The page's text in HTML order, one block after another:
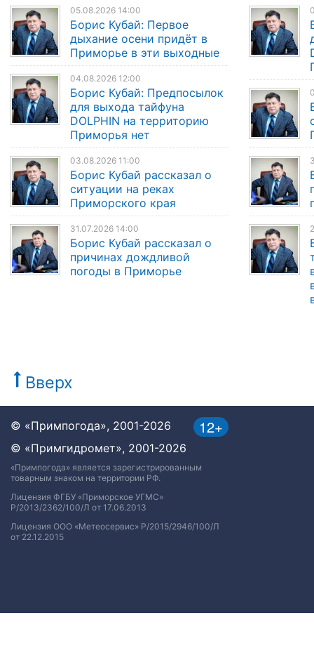
05.08.2026 14:00
Борис Кубай: Первое
дыхание осени придёт в
Приморье в эти выходные
04.08.2026 12:00
Борис Кубай: Предпосылок
для выхода тайфуна
DOLPHIN на территорию
Приморья нет
03.08.2026 11:00
Борис Кубай рассказал о
ситуации на реках
Приморского края
31.07.2026 14:00
Борис Кубай рассказал о
причинах дождливой
погоды в Приморье
Вверх
12+
© «Примпогода», 2001-2026
© «Примгидромет», 2001-2026
«Примпогода» является зарегистрированным
товарным знаком на территории РФ.
Лицензия ФГБУ «Приморское УГМС»
Р/2013/2362/100/Л от 17.06.2013
Лицензия ООО «Метеосервис» Р/2015/2946/100/Л
от 22.12.2015